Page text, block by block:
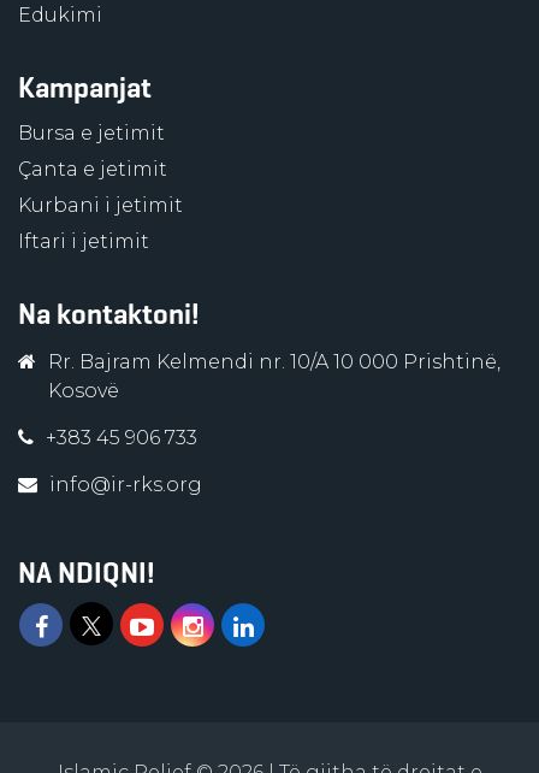
Edukimi
Kampanjat
Bursa e jetimit
Çanta e jetimit
Kurbani i jetimit
Iftari i jetimit
Na kontaktoni!
Rr. Bajram Kelmendi nr. 10/A 10 000 Prishtinë,
Kosovë
+383 45 906 733
info@ir-rks.org
NA NDIQNI!